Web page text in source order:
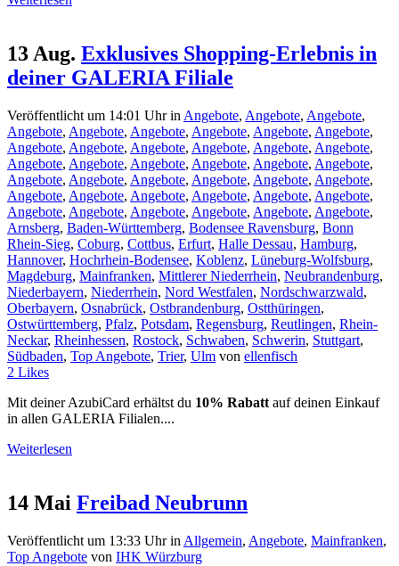
13 Aug. Exklusives Shopping-Erlebnis in
deiner GALERIA Filiale
Veröffentlicht um 14:01 Uhrin Angebote, Angebote, Angebote,
Angebote, Angebote, Angebote, Angebote, Angebote, Angebote,
Angebote, Angebote, Angebote, Angebote, Angebote, Angebote,
Angebote, Angebote, Angebote, Angebote, Angebote, Angebote,
Angebote, Angebote, Angebote, Angebote, Angebote, Angebote,
Angebote, Angebote, Angebote, Angebote, Angebote, Angebote,
Angebote, Angebote, Angebote, Angebote, Angebote, Angebote,
Arnsberg, Baden-Württemberg, Bodensee Ravensburg, Bonn
Rhein-Sieg, Coburg, Cottbus, Erfurt, Halle Dessau, Hamburg,
Hannover, Hochrhein-Bodensee, Koblenz, Lüneburg-Wolfsburg,
Magdeburg, Mainfranken, Mittlerer Niederrhein, Neubrandenburg,
Niederbayern, Niederrhein, Nord Westfalen, Nordschwarzwald,
Oberbayern, Osnabrück, Ostbrandenburg, Ostthüringen,
Ostwürttemberg, Pfalz, Potsdam, Regensburg, Reutlingen, Rhein-
Neckar, Rheinhessen, Rostock, Schwaben, Schwerin, Stuttgart,
Südbaden, Top Angebote, Trier, Ulm von ellenfisch
2 Likes
Mit deiner AzubiCard erhältst du 10% Rabatt auf deinen Einkauf
in allen GALERIA Filialen....
Weiterlesen
14 Mai Freibad Neubrunn
Veröffentlicht um 13:33 Uhrin Allgemein, Angebote, Mainfranken,
Top Angebote von IHK Würzburg